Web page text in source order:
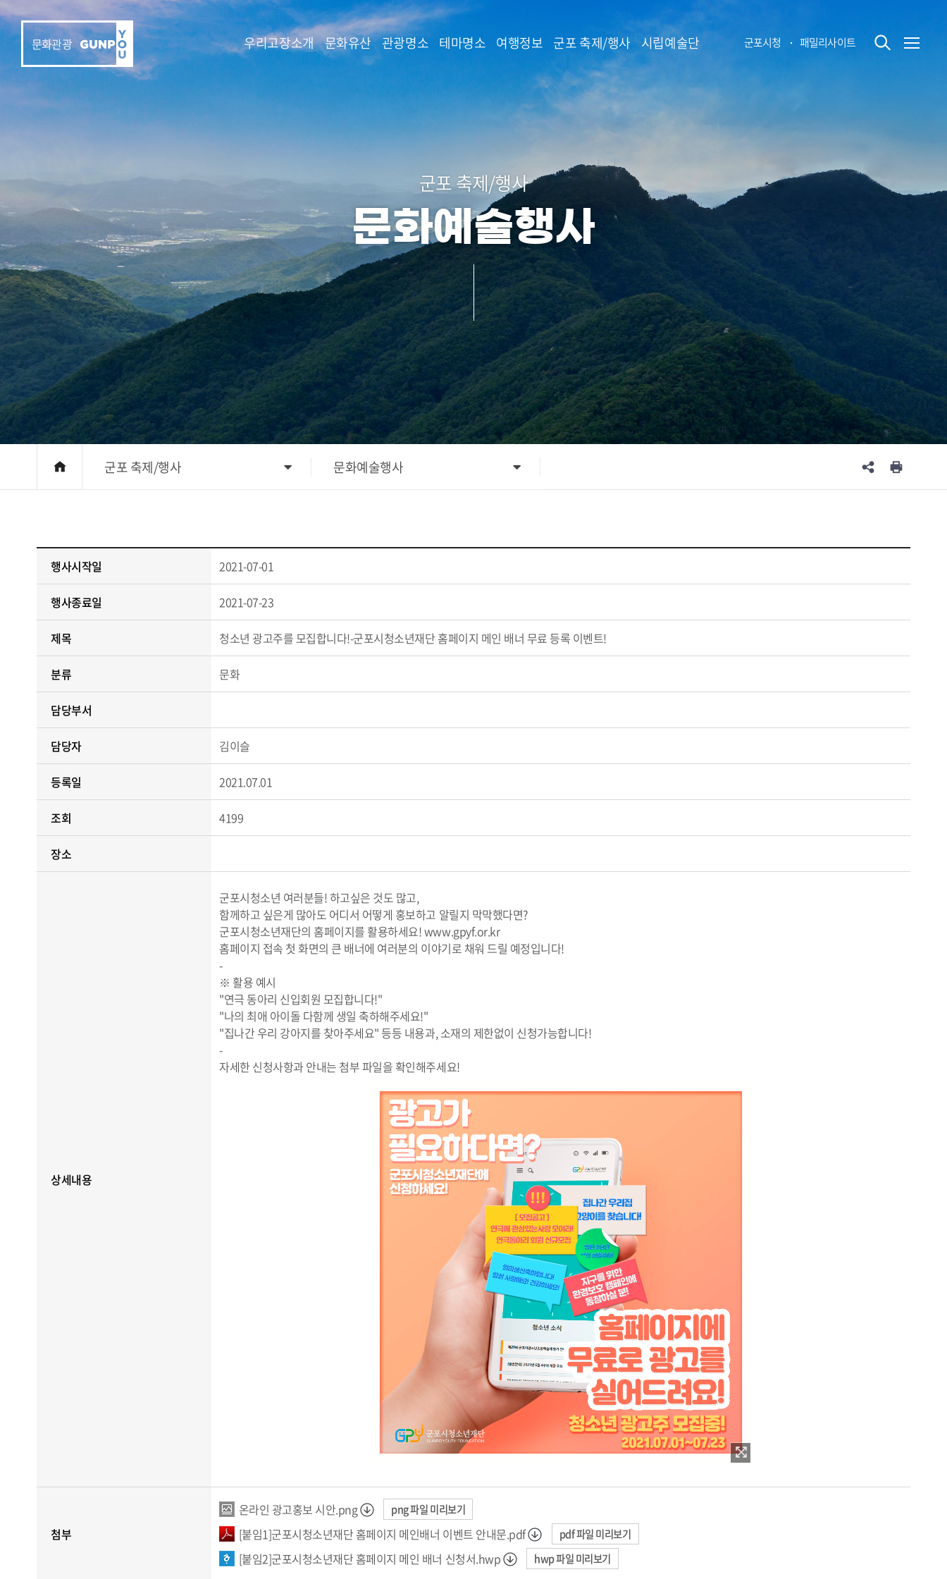
본문 바로가기
문화관광 우리고장소개 문화유산 관광명소 테마명소 여행정보 군포 축제/행사 시립예술단 군포시청 패밀리사이트
군포 축제/행사
문화예술행사
군포 축제/행사 문화예술행사
행사시작일 2021-07-01
행사종료일 2021-07-23
제목 청소년 광고주를 모집합니다!-군포시청소년재단 홈페이지 메인 배너 무료 등록 이벤트!
분류 문화
담당부서
담당자 김이슬
등록일 2021.07.01
조회 4199
장소
상세내용
​군포시청소년 여러분들! 하고싶은 것도 많고,
함께하고 싶은게 많아도 어디서 어떻게 홍보하고 알릴지 막막했다면?
군포시청소년재단의 홈페이지를 활용하세요!www.gpyf.or.kr
홈페이지 접속 첫 화면의 큰 배너에 여러분의 이야기로 채워 드릴 예정입니다!
-
※ 활용 예시
"연극 동아리 신입회원 모집합니다!"
"나의 최애 아이돌 다함께 생일 축하해주세요!"
"집나간 우리 강아지를 찾아주세요" 등등 내용과, 소재의 제한없이 신청가능합니다!
-
자세한 신청사항과 안내는 첨부 파일을 확인해주세요!
첨부
온라인 광고홍보 시안.png png 파일 미리보기
[붙임1]군포시청소년재단 홈페이지 메인배너 이벤트 안내문.pdf pdf 파일 미리보기
[붙임2]군포시청소년재단 홈페이지 메인 배너 신청서.hwp hwp 파일 미리보기